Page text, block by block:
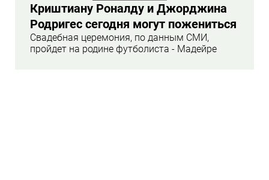
Криштиану Роналду и Джорджина
Родригес сегодня могут пожениться
Свадебная церемония, по данным СМИ,
пройдет на родине футболиста - Мадейре